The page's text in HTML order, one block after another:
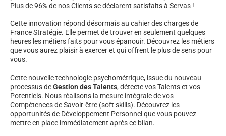
Plus de 96% de nos Clients se déclarent satisfaits à Servas !
Cette innovation répond désormais au cahier des charges de
France Stratégie. Elle permet de trouver en seulement quelques
heures les métiers faits pour vous épanouir. Découvrez les métiers
que vous aurez plaisir à exercer et qui offrent le plus de sens pour
vous.
Cette nouvelle technologie psychométrique, issue du nouveau
processus deGestion des Talents, détecte vos Talents et vos
Potentiels. Nous réalisons la mesure intégrale de vos
Compétences de Savoir-être (soft skills). Découvrez les
opportunités de Développement Personnel que vous pouvez
mettre en place immédiatement après ce bilan.